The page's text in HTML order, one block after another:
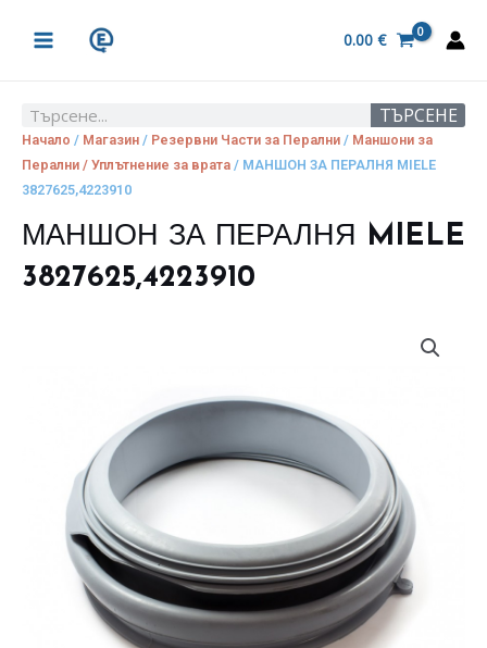
MENU
0.00 €
Search ТЪРСЕНЕ
Начало / Магазин / Резервни Части за Перални / Маншони за
Перални / Уплътнение за врата / МАНШОН ЗА ПЕРАЛНЯ MIELE
3827625,4223910
МАНШОН ЗА ПЕРАЛНЯ MIELE
3827625,4223910